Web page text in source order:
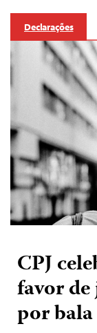
Declarações
CPJ
favor
por